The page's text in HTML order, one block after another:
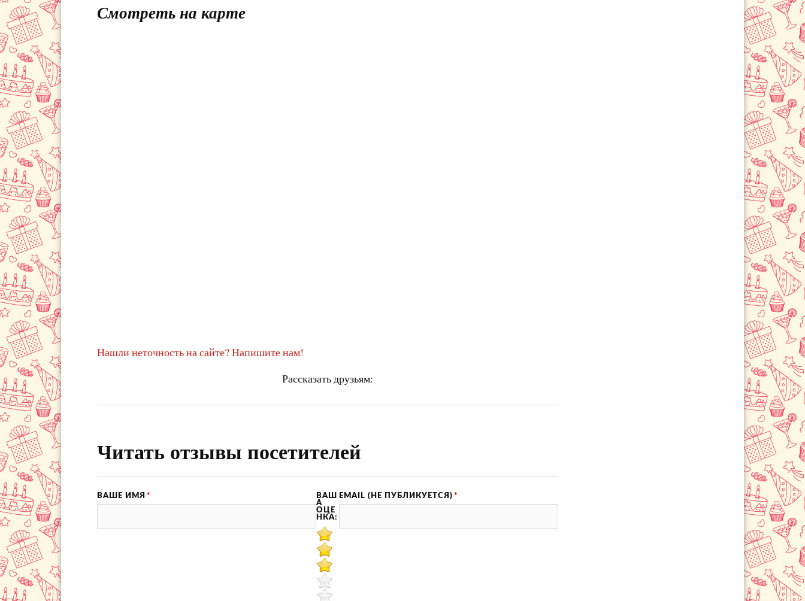
Смотреть на карте
Нашли неточность на сайте? Напишите нам!
Рассказать друзьям:
Читать отзывы посетителей
ВАШЕ ИМЯ * EMAIL (НЕ ПУБЛИКУЕТСЯ) *
ВАШ
А
ОЦЕ
НКА: